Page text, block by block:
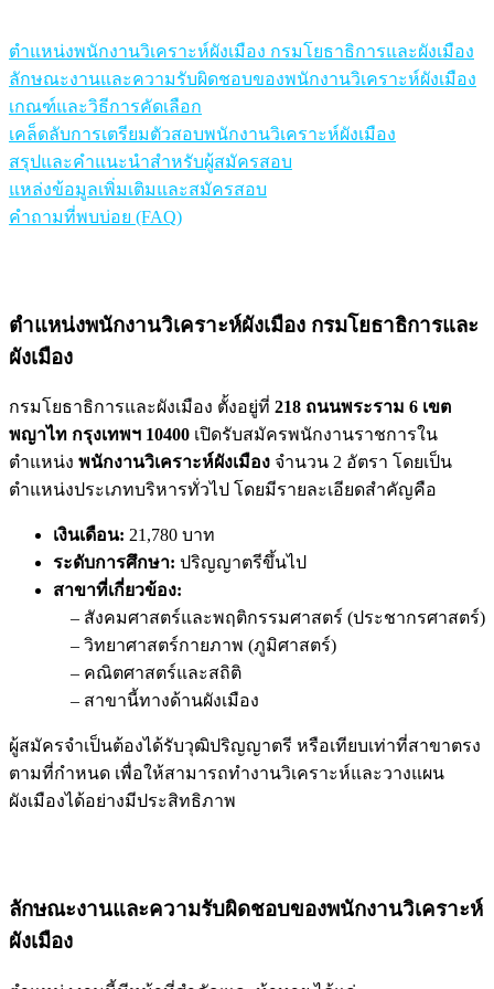
ตำแหน่งพนักงานวิเคราะห์ผังเมือง กรมโยธาธิการและผังเมือง
ลักษณะงานและความรับผิดชอบของพนักงานวิเคราะห์ผังเมือง
เกณฑ์และวิธีการคัดเลือก
เคล็ดลับการเตรียมตัวสอบพนักงานวิเคราะห์ผังเมือง
สรุปและคำแนะนำสำหรับผู้สมัครสอบ
แหล่งข้อมูลเพิ่มเติมและสมัครสอบ
คำถามที่พบบ่อย (FAQ)
ตำแหน่งพนักงานวิเคราะห์ผังเมือง กรมโยธาธิการและ
ผังเมือง
กรมโยธาธิการและผังเมือง ตั้งอยู่ที่ 218 ถนนพระราม 6 เขต
พญาไท กรุงเทพฯ 10400 เปิดรับสมัครพนักงานราชการใน
ตำแหน่ง พนักงานวิเคราะห์ผังเมือง จำนวน 2 อัตรา โดยเป็น
ตำแหน่งประเภทบริหารทั่วไป โดยมีรายละเอียดสำคัญคือ
เงินเดือน: 21,780 บาท
ระดับการศึกษา: ปริญญาตรีขึ้นไป
สาขาที่เกี่ยวข้อง:
– สังคมศาสตร์และพฤติกรรมศาสตร์ (ประชากรศาสตร์)
– วิทยาศาสตร์กายภาพ (ภูมิศาสตร์)
– คณิตศาสตร์และสถิติ
– สาขานี้ทางด้านผังเมือง
ผู้สมัครจำเป็นต้องได้รับวุฒิปริญญาตรี หรือเทียบเท่าที่สาขาตรง
ตามที่กำหนด เพื่อให้สามารถทำงานวิเคราะห์และวางแผน
ผังเมืองได้อย่างมีประสิทธิภาพ
ลักษณะงานและความรับผิดชอบของพนักงานวิเคราะห์
ผังเมือง